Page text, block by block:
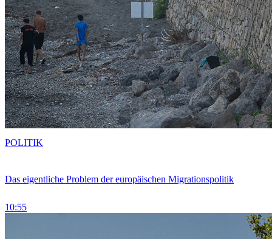
Das eigentliche Problem der europäischen Migrationspolitik
10:55
POLITIK